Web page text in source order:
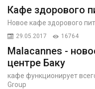
Кафе здорового
Новое кафе здорового
29.05.2017 16764
Malacannes -
центре Баку
кафе функционирует
Group